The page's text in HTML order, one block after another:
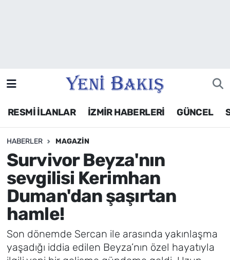
RESMİ İLANLAR İZMİR HABERLERİ GÜNCEL
HABERLER MAGAZIN
Survivor Beyza'nın
sevgilisi Kerimhan
Duman'dan şaşırtan
hamle!
Son dönemde Sercan ile arasında yakınlaşma
yaşadığı iddia edilen Beyza’nın özel hayatıyla
Siyaset
Asayiş / Polis-Adliye
Spor
Magazin
Foto Galeri
Künye